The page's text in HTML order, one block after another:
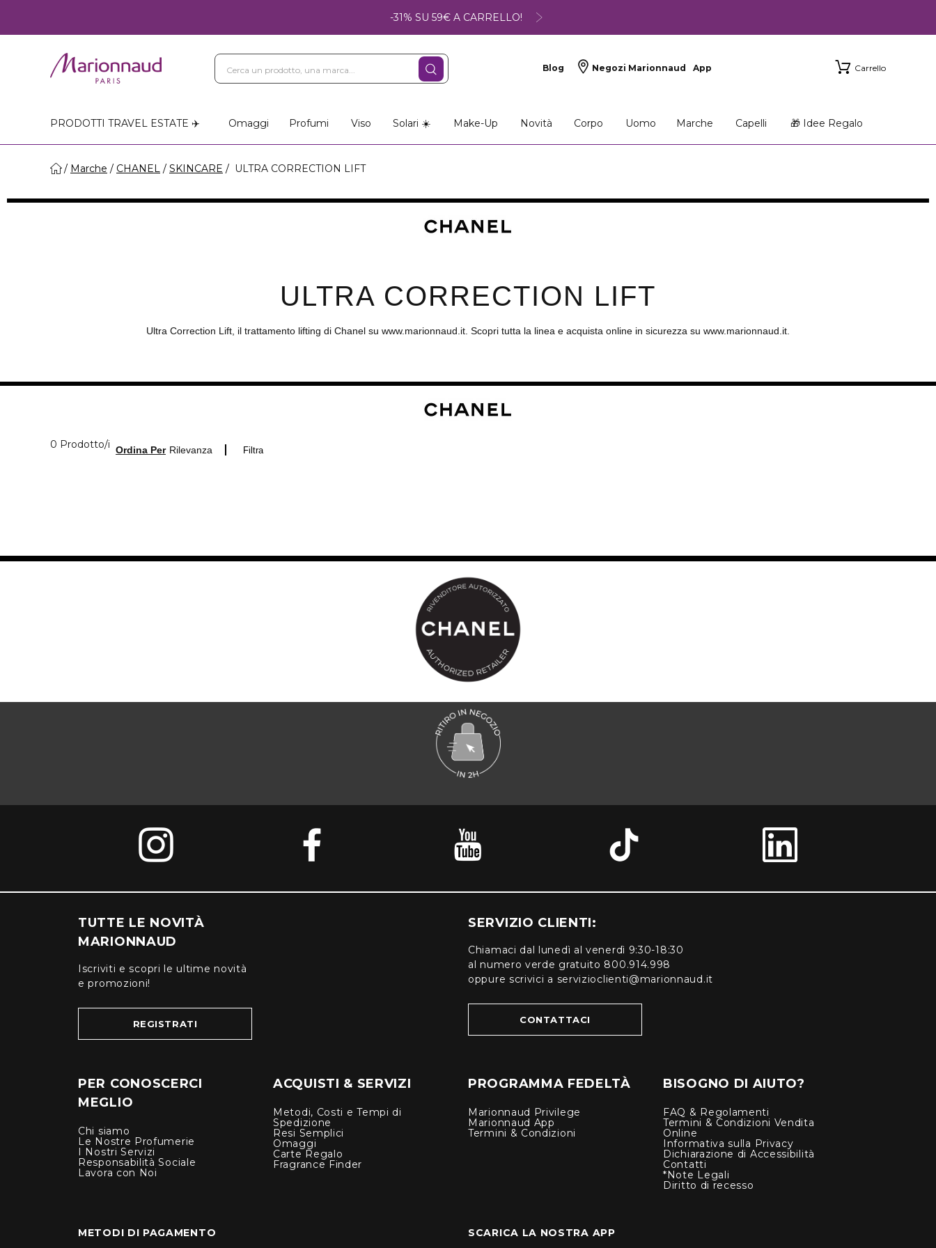
-31% SU 59€ A CARRELLO!
Blog Negozi Marionnaud App Carrello
PRODOTTI TRAVEL ESTATE ✈️ Omaggi Profumi Viso Solari ☀️ Make-Up Novità Corpo Uomo Marche Capelli 🎁 Idee Regalo
Marche CHANEL SKINCARE ULTRA CORRECTION LIFT
ULTRA CORRECTION LIFT
Ultra Correction Lift, il trattamento lifting di Chanel su www.marionnaud.it. Scopri tutta la linea e acquista online in sicurezza su www.marionnaud.it.
0 Prodotto/i 0 Prodotti visualizzati Filtra
Ordina Per Rilevanza
TUTTE LE NOVITÀ
MARIONNAUD
Iscriviti e scopri le ultime novità
e promozioni!
REGISTRATI
SERVIZIO CLIENTI:
Chiamaci dal lunedì al venerdì 9:30-18:30
al numero verde gratuito 800.914.998
oppure scrivici a servizioclienti@marionnaud.it
CONTATTACI
PER CONOSCERCI
MEGLIO
Chi siamo
Le Nostre Profumerie
I Nostri Servizi
Responsabilità Sociale
Lavora con Noi
ACQUISTI & SERVIZI
Metodi, Costi e Tempi di
Spedizione
Resi Semplici
Omaggi
Carte Regalo
Fragrance Finder
PROGRAMMA FEDELTÀ
Marionnaud Privilege
Marionnaud App
Termini & Condizioni
BISOGNO DI AIUTO?
FAQ & Regolamenti
Termini & Condizioni Vendita
Online
Informativa sulla Privacy
Dichiarazione di Accessibilità
Contatti
*Note Legali
Diritto di recesso
METODI DI PAGAMENTO SCARICA LA NOSTRA APP